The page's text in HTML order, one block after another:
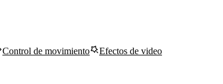
Control de movimiento Efectos de video